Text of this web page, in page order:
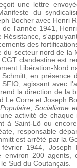
une lettre
du
Bocher avec Henri
l'année 1941,
des
secteur nord de
clandestine est
Libération-Nord
en présence
agissant avec
la direction de la
Le Corre et Joseph
,Socialisme
activité de
à Saint-Lô ou
responsable
est arrêté par la
1944,
environ 200
Sud du Coutançais.